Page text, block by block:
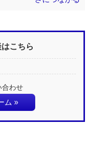
こちら
合わせ
ム »